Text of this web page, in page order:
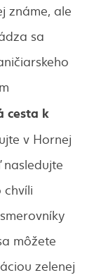
známe, ale
sa
cesta k
v Hornej
chvíli
môžete
zelenej